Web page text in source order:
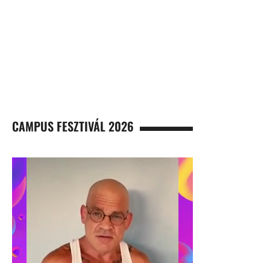
CAMPUS FESZTIVÁL 2026